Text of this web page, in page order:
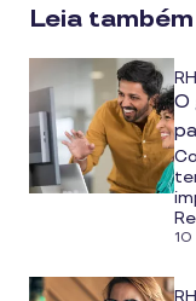
Leia também
RH
O
RH